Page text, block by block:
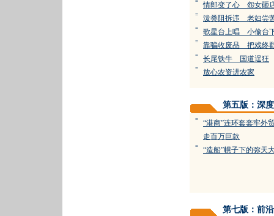
= 情郎变了心 怨女砸
= 泼粪阻拆违 老妇尝
= 歌星台上唱 小偷台
= 靠骗收废品 把戏终
= 长尾铁牛 国道逞狂
= 放心农资进农家
第五版：深度
=
“港商”连环套套牢外
走百万巨款
= “造船”幌子下的弥天
第七版：前沿